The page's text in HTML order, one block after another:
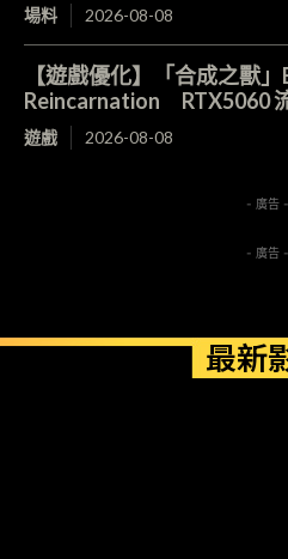
場料 2026-08-08
【遊戲優化】「合成之獸
Reincarnation RTX5060
遊戲 2026-08-08
- 廣告 -
- 廣告 -
最新